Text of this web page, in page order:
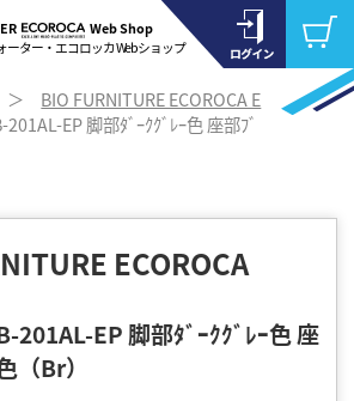
Web Shop
ーター・エコロッカ Webショップ
＞ BIO FURNITURE ECOROCA E
EP 脚部ﾀﾞｰｸｸﾞﾚｰ色 座部ﾌﾞ
ECOROCA
201AL-EP 脚部ﾀﾞｰｸｸﾞﾚｰ色 座
（Br）